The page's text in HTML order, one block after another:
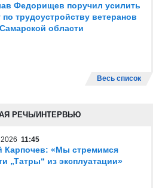
Федорищев поручил усилить
по трудоустройству ветеранов
области
Весь список
РЕЧЬ/ИНТЕРВЬЮ
11:45
Карпочев: «Мы стремимся
„Татры“ из эксплуатации»